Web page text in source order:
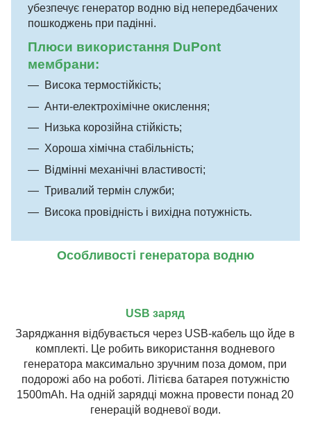
убезпечує генератор водню від непередбачених
пошкоджень при падінні.
Плюси використання DuPont
мембрани:
Висока термостійкість;
Анти-електрохімічне окислення;
Низька корозійна стійкість;
Хороша хімічна стабільність;
Відмінні механічні властивості;
Тривалий термін служби;
Висока провідність і вихідна потужність.
Особливості генератора водню
USB заряд
Заряджання відбувається через USB-кабель що йде в
комплекті. Це робить використання водневого
генератора максимально зручним поза домом, при
подорожі або на роботі. Літієва батарея потужністю
1500mAh. На одній зарядці можна провести понад 20
генерацій водневої води.